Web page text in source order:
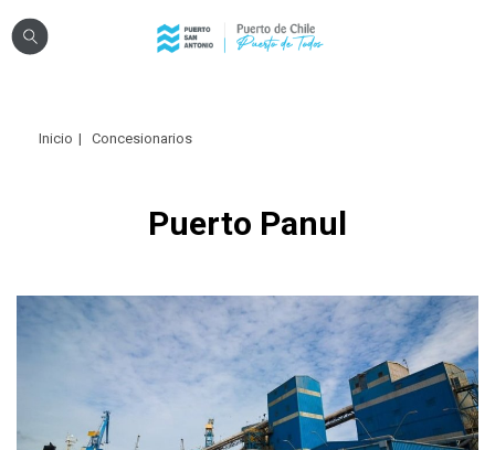
Transparencia
Licitaciones
Inicio Concesionarios
Puerto Panul